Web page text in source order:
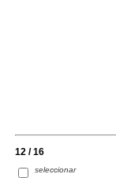
12 / 16
seleccionar